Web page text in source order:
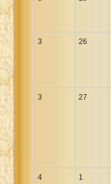
3 26
3 27
4 1